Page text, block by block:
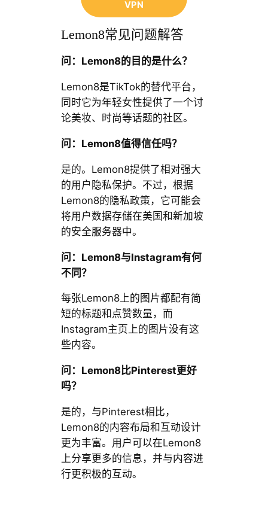
VPN
Lemon8常见问题解答
问：Lemon8的目的是什么？
Lemon8是TikTok的替代平台，
同时它为年轻女性提供了一个讨
论美妆、时尚等话题的社区。
问：Lemon8值得信任吗？
是的。Lemon8提供了相对强大
的用户隐私保护。不过，根据
Lemon8的隐私政策，它可能会
将用户数据存储在美国和新加坡
的安全服务器中。
问：Lemon8与Instagram有何
不同？
每张Lemon8上的图片都配有简
短的标题和点赞数量，而
Instagram主页上的图片没有这
些内容。
问：Lemon8比Pinterest更好
吗？
是的，与Pinterest相比，
Lemon8的内容布局和互动设计
更为丰富。用户可以在Lemon8
上分享更多的信息，并与内容进
行更积极的互动。